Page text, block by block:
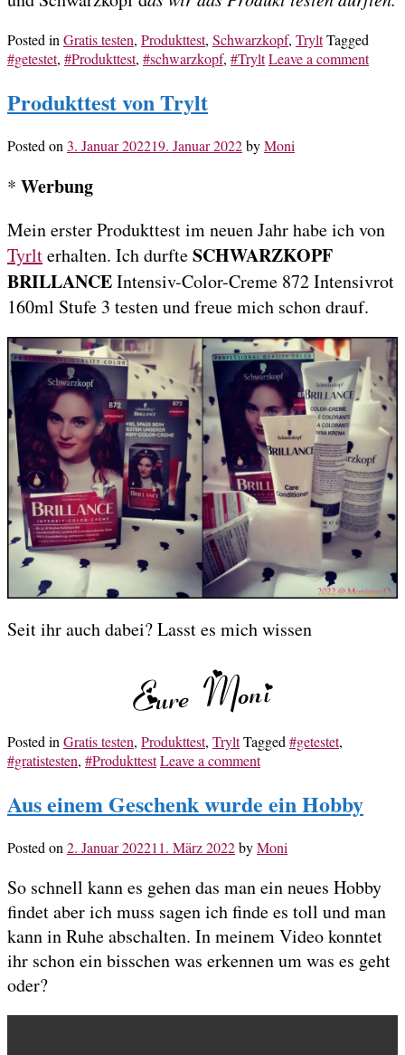
Posted inGratis testen, Produkttest, Schwarzkopf, TryltTagged
#getestet, #Produkttest, #schwarzkopf, #TryltLeave a comment
Produkttest von Trylt
Posted on 3. Januar 202219. Januar 2022byMoni
* Werbung
Mein erster Produkttest im neuen Jahr habe ich von
Tyrlterhalten. Ich durfteSCHWARZKOPF
BRILLANCEIntensiv-Color-Creme 872 Intensivrot
160ml Stufe 3 testen und freue mich schon drauf.
Seit ihr auch dabei? Lasst es mich wissen
Posted in Gratis testen, Produkttest, TryltTagged #getestet,
#gratistesten, #ProdukttestLeave a comment
Aus einem Geschenk wurde ein Hobby
Posted on 2. Januar 202211. März 2022byMoni
So schnell kann es gehen das man ein neues Hobby
findet aber ich muss sagen ich finde es toll und man
kann in Ruhe abschalten. In meinem Video konntet
ihr schon ein bisschen was erkennen um was es geht
oder?